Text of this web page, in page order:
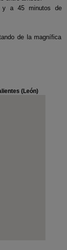
y a 45 minutos de
de la magnífica
(León)